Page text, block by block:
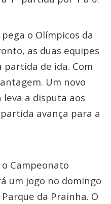
pega o Olímpicos da
as duas equipes
de ida. Com
Um novo
a disputa aos
avança para a
Campeonato
um jogo no domingo
da Prainha. O